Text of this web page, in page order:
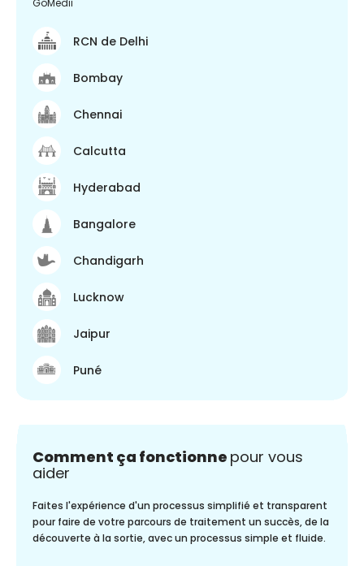
GoMedii
RCN de Delhi
Bombay
Chennai
Calcutta
Hyderabad
Bangalore
Chandigarh
Lucknow
Jaipur
Puné
Comment ça fonctionne pour vous
aider
Faites l'expérience d'un processus simplifié et transparent
pour faire de votre parcours de traitement un succès, de la
découverte à la sortie, avec un processus simple et fluide.